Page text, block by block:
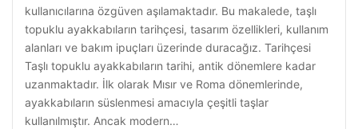
kullanıcılarına özgüven aşılamaktadır. Bu makalede, taşlı
topuklu ayakkabıların tarihçesi, tasarım özellikleri, kullanım
alanları ve bakım ipuçları üzerinde duracağız. Tarihçesi
Taşlı topuklu ayakkabıların tarihi, antik dönemlere kadar
uzanmaktadır. İlk olarak Mısır ve Roma dönemlerinde,
ayakkabıların süslenmesi amacıyla çeşitli taşlar
kullanılmıştır. Ancak modern…